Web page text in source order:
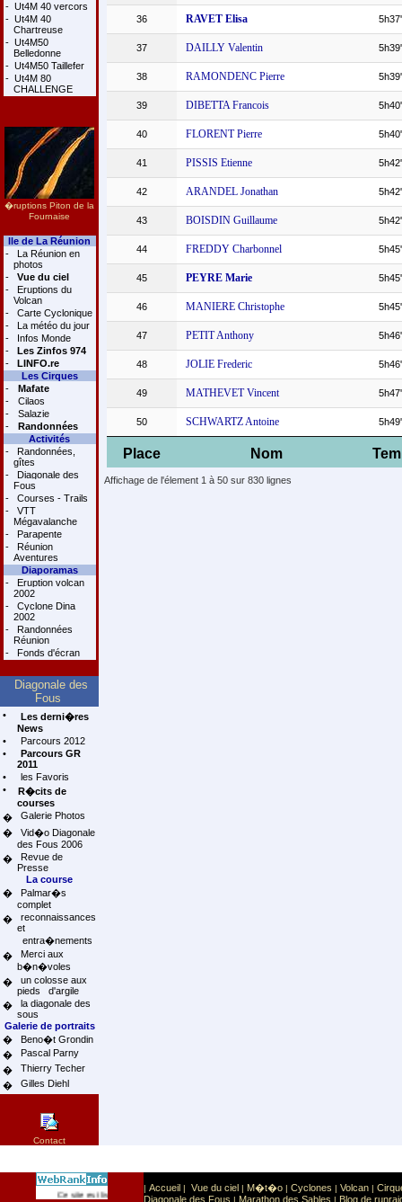
- Ut4M 40 vercors
- Ut4M 40
Chartreuse
- Ut4M50
Belledonne
- Ut4M50 Taillefer
- Ut4M 80
CHALLENGE
�ruptions Piton de la
Fournaise
Ile de La Réunion
-
La Réunion en
photos
-
Vue du ciel
-
Eruptions du
Volcan
-
Carte Cyclonique
-
La météo du jour
-
Infos Monde
-
Les Zinfos 974
-
LINFO.re
Les Cirques
-
Mafate
-
Cilaos
-
Salazie
-
Randonnées
Activités
-
Randonnées,
gîtes
-
Diagonale des
Fous
-
Courses - Trails
-
VTT
Mégavalanche
-
Parapente
-
Réunion
Aventures
Diaporamas
-
Eruption volcan
2002
-
Cyclone Dina
2002
-
Randonnées
Réunion
-
Fonds d'écran
Diagonale des
Fous
•
Les derni�res
News
•
Parcours 2012
•
Parcours GR
2011
•
les Favoris
•
R�cits de
courses
�
Galerie Photos
�
Vid�o Diagonale
des Fous 2006
�
Revue de
Presse
La course
�
Palmar�s
complet
�
reconnaissances
et
entra�nements
�
Merci aux
b�n�voles
�
un colosse aux
pieds d'argile
�
la diagonale des
sous
Galerie de portraits
�
Beno�t Grondin
�
Pascal Parny
�
Thierry Techer
�
Gilles Diehl
Contact
Place Nom
36 RAVET Elisa
37 DAILLY Valentin
38 RAMONDENC Pierre
39 DIBETTA Francois
40 FLORENT Pierre
41 PISSIS Etienne
42 ARANDEL Jonathan
43 BOISDIN Guillaume
44 FREDDY Charbonnel
45 PEYRE Marie
46 MANIERE Christophe
47 PETIT Anthony
48 JOLIE Frederic
49 MATHEVET Vincent
50 SCHWARTZ Antoine
Affichage de l'élement 1 à 50 sur 830 lignes
Ce site est list� dans la cat�gorie Sport: Sports extr�mes
| Accueil | Vue du ciel | M�t�o | Cyclones | Volcan |
Diagonale des Fous | Marathon des Sables | Blog de